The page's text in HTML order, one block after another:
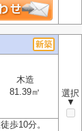
選択
▼
木造
81.39㎡
歩10分。